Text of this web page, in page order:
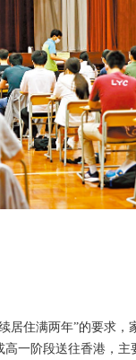
居住满两年”的要求，
高一阶段送往香港，主